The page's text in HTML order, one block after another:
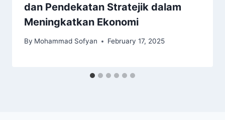
dan Pendekatan Stratejik dalam
Meningkatkan Ekonomi
By Mohammad Sofyan February 17, 2025